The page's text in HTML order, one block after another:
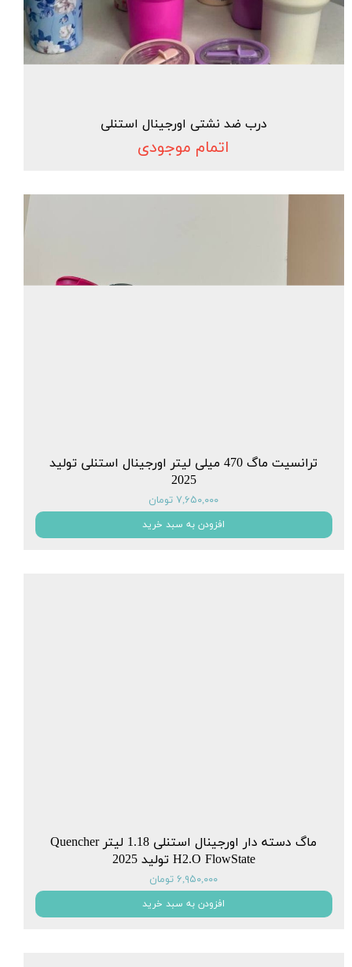
درب ضد نشتی اورجینال استنلی
اتمام موجودی
ترانسیت ماگ 470 میلی لیتر اورجینال استنلی تولید
2025
۷,۶۵۰,۰۰۰ تومان
افزودن به سبد خرید
ماگ دسته دار اورجینال استنلی 1.18 لیتر Quencher
H2.O FlowState تولید 2025
۶,۹۵۰,۰۰۰ تومان
افزودن به سبد خرید